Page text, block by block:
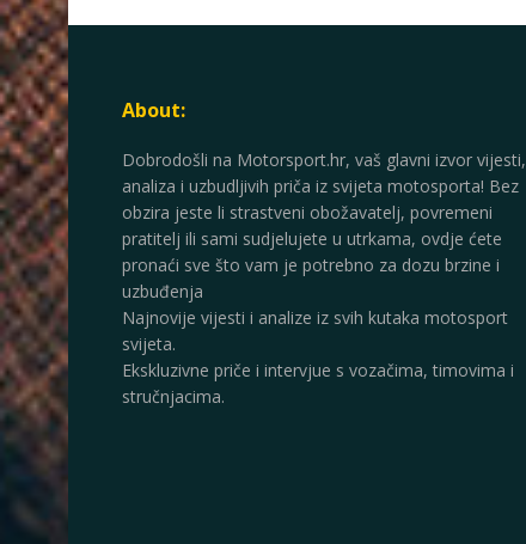
About:
Dobrodošli na Motorsport.hr, vaš glavni izvor vijesti,
analiza i uzbudljivih priča iz svijeta motosporta! Bez
obzira jeste li strastveni obožavatelj, povremeni
pratitelj ili sami sudjelujete u utrkama, ovdje ćete
pronaći sve što vam je potrebno za dozu brzine i
uzbuđenja
Najnovije vijesti i analize iz svih kutaka motosport
svijeta.
Ekskluzivne priče i intervjue s vozačima, timovima i
stručnjacima.